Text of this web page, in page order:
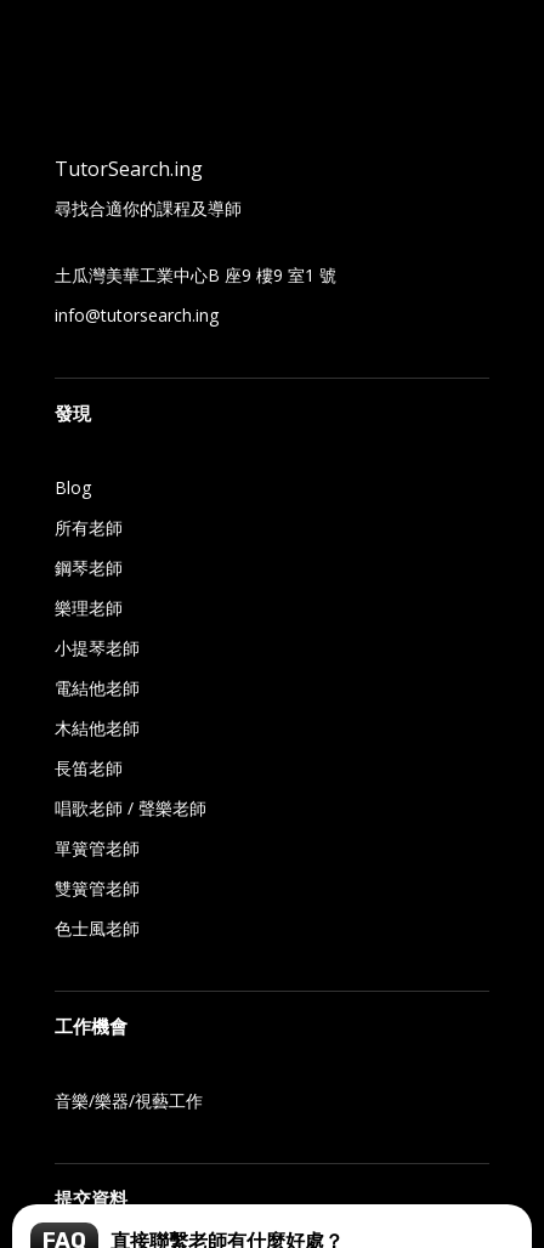
TutorSearch.ing
尋找合適你的課程及導師
土瓜灣美華工業中心B 座9 樓9 室1 號
info@tutorsearch.ing
發現
Blog
所有老師
鋼琴老師
樂理老師
小提琴老師
電結他老師
木結他老師
長笛老師
唱歌老師 / 聲樂老師
單簧管老師
雙簧管老師
色士風老師
工作機會
音樂/樂器/視藝工作
提交資料
FAQ 直接聯繫老師有什麼好處？